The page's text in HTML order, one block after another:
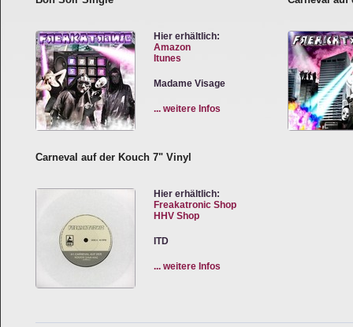
Hier erhältlich:
Amazon
Itunes
Madame Visage
... weitere Infos
Carneval auf der Kouch 7" Vinyl
Hier erhältlich:
Freakatronic Shop
HHV Shop
ITD
... weitere Infos